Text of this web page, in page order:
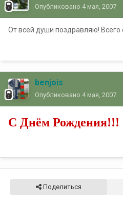
Опубликовано 4 мая, 2007
От всей души поздравляю! Всего
benjois
Опубликовано 4 мая, 2007
С Днём Рождения!!!
Поделиться